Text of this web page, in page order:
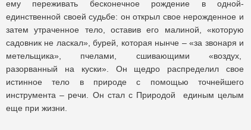
ему переживать бесконечное рождение в одной-
единственной своей судьбе: он открыл свое нерожденное и
затем утраченное тело, оставив его малиной, «которую
садовник не ласкал», бурей, которая нынче – «за звонаря и
метельщика», пчелами, сшивающими «воздух,
разорванный на куски». Он щедро распределил свое
истинное тело в природе с помощью точнейшего
инструмента – речи. Он стал с Природой единым целым
еще при жизни.